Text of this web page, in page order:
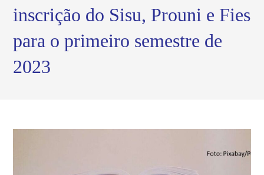
inscrição do Sisu, Prouni e Fies
para o primeiro semestre de
2023